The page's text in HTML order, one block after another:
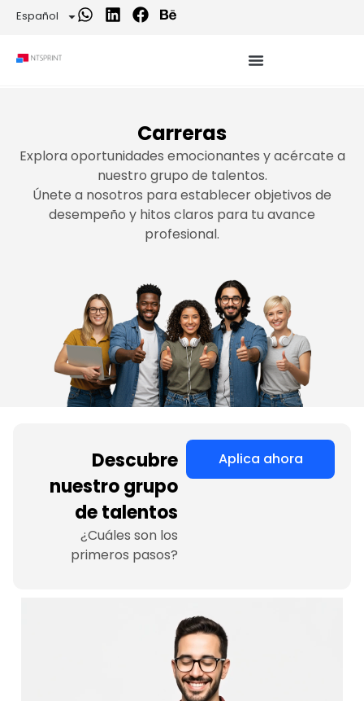
Español
Carreras
Explora oportunidades emocionantes y acércate a
nuestro grupo de talentos.
Únete a nosotros para establecer objetivos de
desempeño y hitos claros para tu avance
profesional.
Aplica ahora
Descubre
nuestro grupo
de talentos
¿Cuáles son los
primeros pasos?